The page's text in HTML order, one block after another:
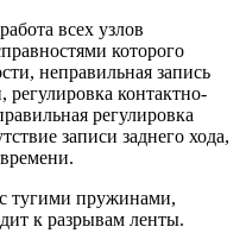
всех узлов
которого
неправильная запись
регулировка контактно-
регулировка
записи заднего хода,
тугими пружинами,
к разрывам ленты.